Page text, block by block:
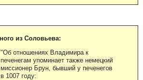
из Соловьева:
"Об отношениях Владимира к
печенегам упоминает также немецкий
миссионер Брун, бывший у печенегов
в 1007 году: